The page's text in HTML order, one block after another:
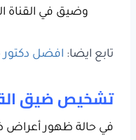
وضيق في القناة
تابع ايضا: افضل دكتور
تشخيص ضيق
في حالة ظهور أعراض